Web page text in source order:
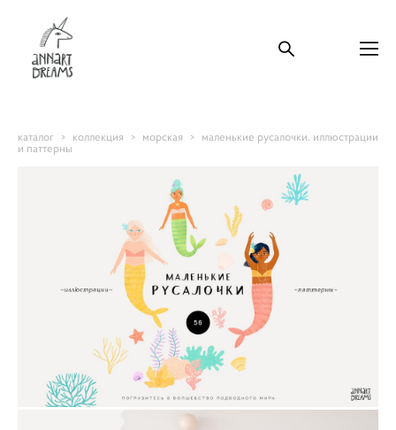
каталог > коллекция > морская > маленькие русалочки. иллюстрации
и паттерны